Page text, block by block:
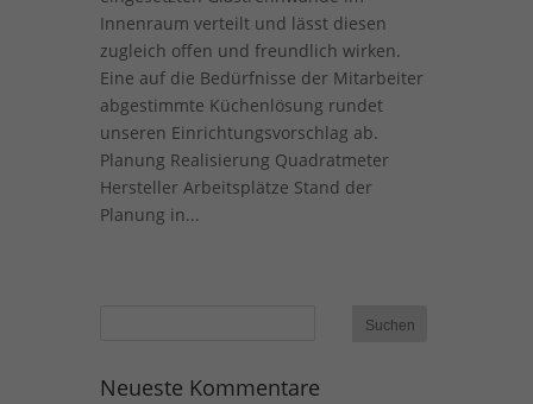
Innenraum verteilt und lässt diesen
zugleich offen und freundlich wirken.
Eine auf die Bedürfnisse der Mitarbeiter
abgestimmte Küchenlösung rundet
unseren Einrichtungsvorschlag ab.
Planung Realisierung Quadratmeter
Hersteller Arbeitsplätze Stand der
Planung in...
Neueste Kommentare